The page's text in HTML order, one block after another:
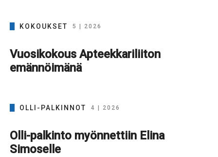
KOKOUKSET 5 | 2026
Vuosikokous Apteekkariliiton
emännöimänä
OLLI-PALKINNOT 4 | 2026
Olli-palkinto myönnettiin Elina
Simoselle